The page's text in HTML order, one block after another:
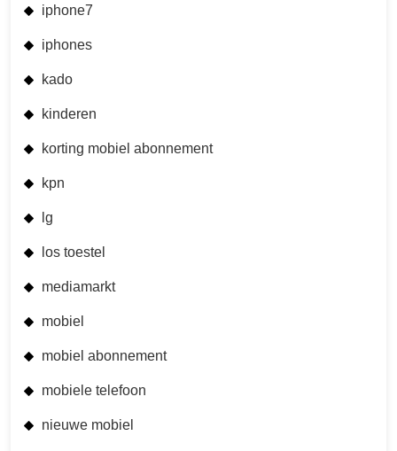
iphone7
iphones
kado
kinderen
korting mobiel abonnement
kpn
lg
los toestel
mediamarkt
mobiel
mobiel abonnement
mobiele telefoon
nieuwe mobiel